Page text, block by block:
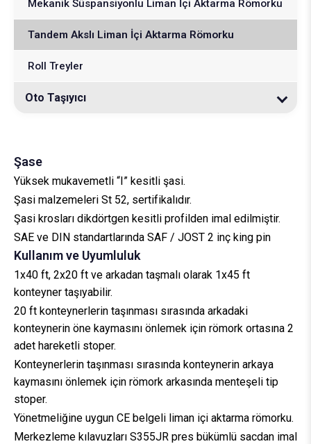
30 ft Tank Konteyner Taşıyıcı
20 ft Damperli Konteyner Taşıyıcı
Konteyner Taşıyıcı Tam Römork
3 Akslı Konteyner Taşıyıcı Tam Römork
Ağır Tip Sal Kasa
Uzar Sal Kasa
3 Akslı Lowbed
4 Akslı Lowbed
Mekanik Süspansiyonlu Liman İçi Aktarma Römorku
Tandem Akslı Liman İçi Aktarma Römorku
Roll Treyler
Oto Taşıyıcı
8 Araç Oto Taşıyıcı
Şase
Yüksek mukavemetli “I” kesitli şasi.
Şasi malzemeleri St 52, sertifikalıdır.
Şasi krosları dikdörtgen kesitli profilden imal edilmiştir.
SAE ve DIN standartlarında SAF / JOST 2 inç king pin
Kullanım ve Uyumluluk
1x40 ft, 2x20 ft ve arkadan taşmalı olarak 1x45 ft
konteyner taşıyabilir.
20 ft konteynerlerin taşınması sırasında arkadaki
konteynerin öne kaymasını önlemek için römork ortasına 2
adet hareketli stoper.
Konteynerlerin taşınması sırasında konteynerin arkaya
kaymasını önlemek için römork arkasında menteşeli tip
stoper.
Yönetmeliğine uygun CE belgeli liman içi aktarma römorku.
Merkezleme kılavuzları S355JR pres bükümlü sacdan imal